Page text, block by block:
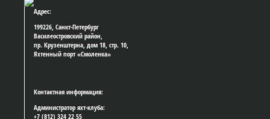
Адрес:
199226, Санкт-Петербург
Василеостровский район,
пр. Крузенштерна, дом 18, стр. 10,
Яхтенный порт «Смоленка»
Контактная информация:
Администратор яхт-клуба:
+7 (812) 324 22 55